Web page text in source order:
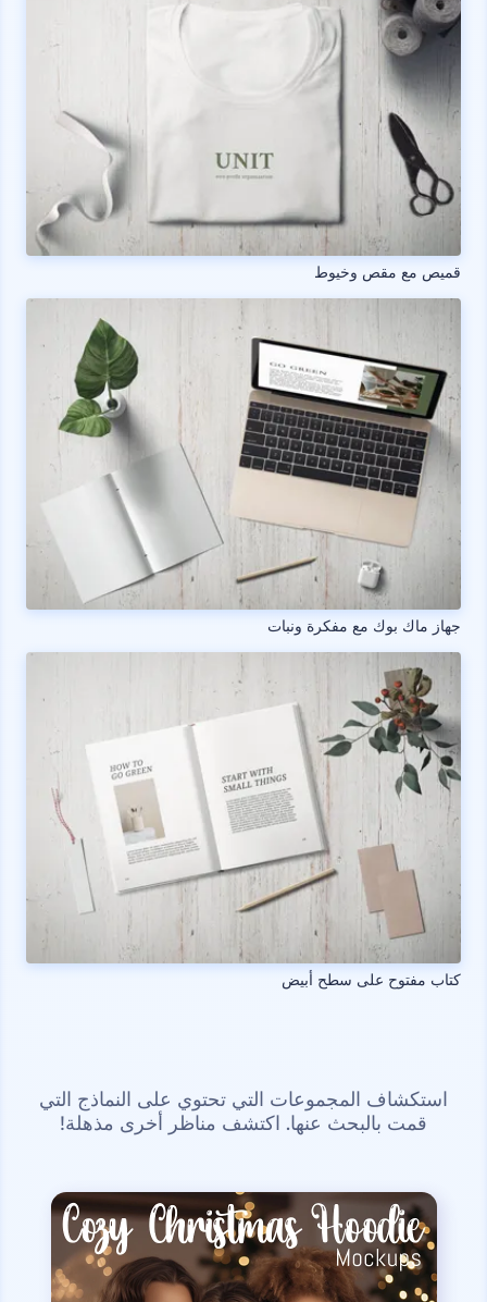
قميص مع مقص وخيوط
جهاز ماك بوك مع مفكرة ونبات
كتاب مفتوح على سطح أبيض
استكشاف المجموعات التي تحتوي على النماذج التي
قمت بالبحث عنها. اكتشف مناظر أخرى مذهلة!